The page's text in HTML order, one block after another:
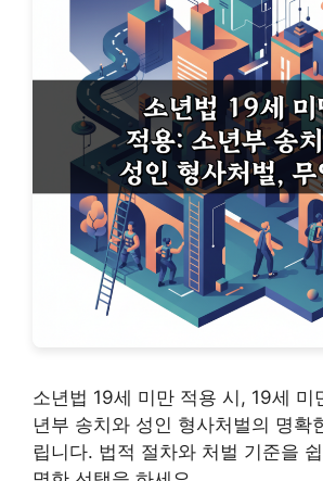
소년법 19세 미만 적용 시, 19세 미
년부 송치와 성인 형사처벌의 명확
립니다. 법적 절차와 처벌 기준을